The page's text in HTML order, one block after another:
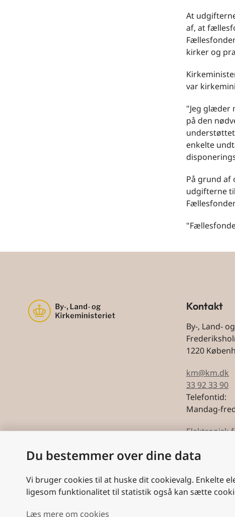
At
af, at
kirker og
var
"Jeg glæder
på den
enkelte
På grund af
udgifterne
Kontakt
By-, Land-
1220
km@km.dk
33 92 33 90
Telefontid:
Mandag-
Elektronisk
CVR:
Du bestemmer over dine data
Vi bruger cookies til at huske dit cookievalg. Enkelte
ligesom funktionalitet til statistik også kan sætte
Læs mere om cookies